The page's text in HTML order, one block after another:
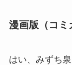
漫画版（コミ
はい、みずち